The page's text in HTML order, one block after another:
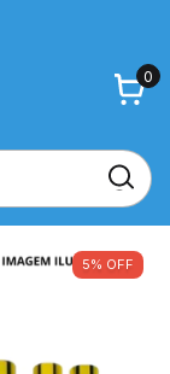
0
5% OFF